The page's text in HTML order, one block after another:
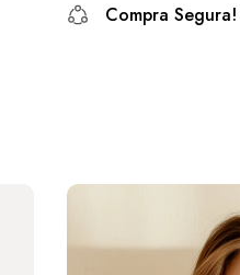
Compra Segura!